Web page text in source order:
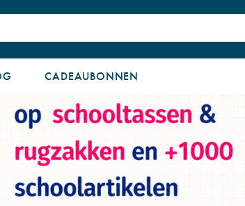
CADEAUBONNEN